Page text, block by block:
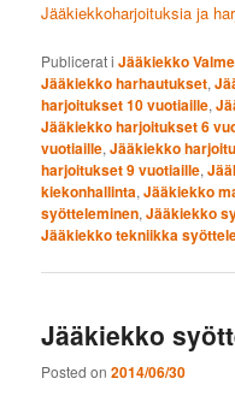
Jääkiekkoharjoituksia ja
Publicerat i Jääkiekko
Jääkiekko harhautukset,
harjoitukset 10 vuotiaille,
Jääkiekko harjoitukset 6
vuotiaille,Jääkiekko
harjoitukset 9 vuotiaille,
kiekonhallinta,Jääkiekko
syötteleminen,Jääkiekko
Jääkiekko tekniikka
Jääkiekko
Posted on2014/06/30